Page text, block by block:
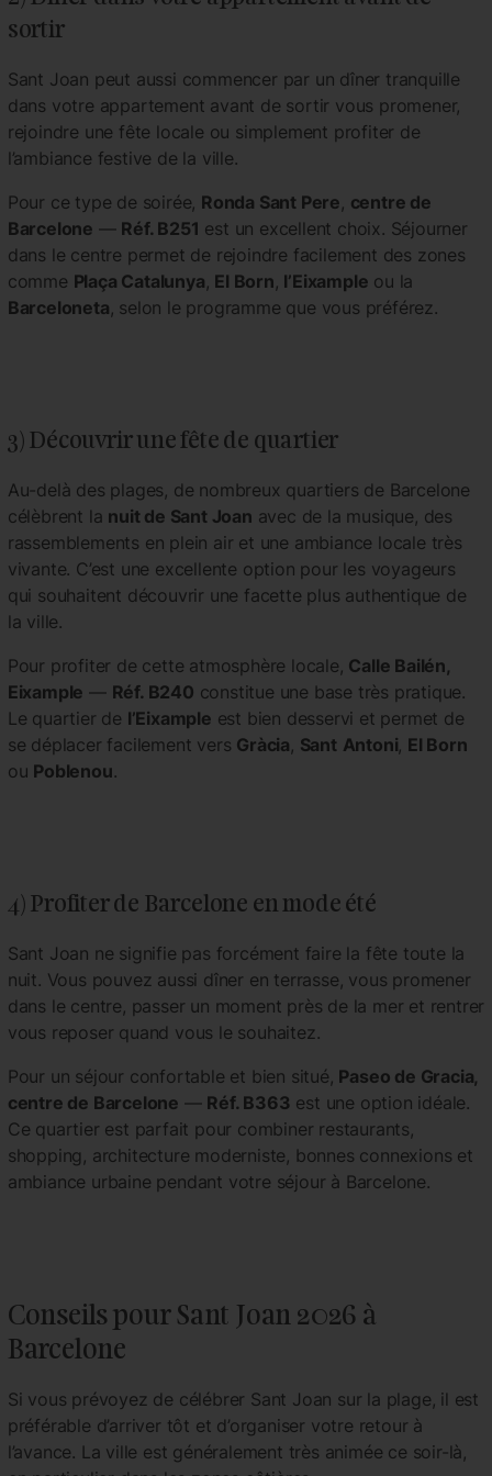
sortir
Sant Joan peut aussi commencer par un dîner tranquille
dans votre appartement avant de sortir vous promener,
rejoindre une fête locale ou simplement profiter de
l’ambiance festive de la ville.
Pour ce type de soirée, Ronda Sant Pere centre de
Barcelone — Réf. B251 est un excellent choix. Séjourner
dans le centre permet de rejoindre facilement des zones
comme Plaça Catalunya El Born l’Eixample ou la
Barceloneta , selon le programme que vous préférez.
3) Découvrir une fête de quartier
Au-delà des plages, de nombreux quartiers de Barcelone
célèbrent la nuit de Sant Joan avec de la musique, des
rassemblements en plein air et une ambiance locale très
vivante. C’est une excellente option pour les voyageurs
qui souhaitent découvrir une facette plus authentique de
la ville.
Pour profiter de cette atmosphère locale, Calle Bailén,
Eixample — Réf. B240 constitue une base très pratique.
Le quartier de l’Eixample est bien desservi et permet de
se déplacer facilement vers Gràcia Sant Antoni El Born
ou Poblenou.
4) Profiter de Barcelone en mode été
Sant Joan ne signifie pas forcément faire la fête toute la
nuit. Vous pouvez aussi dîner en terrasse, vous promener
dans le centre, passer un moment près de la mer et rentrer
vous reposer quand vous le souhaitez.
Pour un séjour confortable et bien situé, Paseo de Gracia,
centre de Barcelone — Réf. B363 est une option idéale.
Ce quartier est parfait pour combiner restaurants,
shopping, architecture moderniste, bonnes connexions et
ambiance urbaine pendant votre séjour à Barcelone.
Conseils pour Sant Joan 2026 à
Barcelone
Si vous prévoyez de célébrer Sant Joan sur la plage, il est
préférable d’arriver tôt et d’organiser votre retour à
l’avance. La ville est généralement très animée ce soir-là,